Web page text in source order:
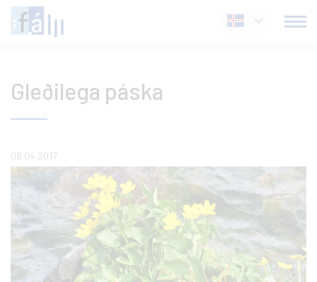
Fara
í
Íslenska
Gleðilega páska
08.04.2017